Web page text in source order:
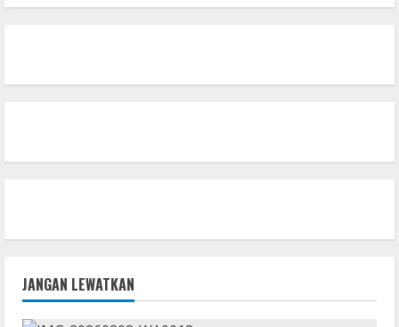
JANGAN LEWATKAN